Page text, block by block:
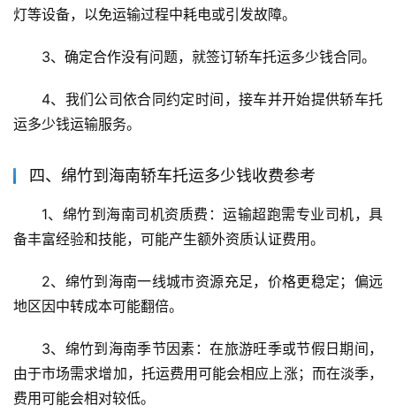
灯等设备，以免运输过程中耗电或引发故障。
3、确定合作没有问题，就签订轿车托运多少钱合同。
4、我们公司依合同约定时间，接车并开始提供轿车托
运多少钱运输服务。
四、绵竹到海南轿车托运多少钱收费参考
1、绵竹到海南司机资质费：运输超跑需专业司机，具
备丰富经验和技能，可能产生额外资质认证费用。
2、绵竹到海南一线城市资源充足，价格更稳定；偏远
地区因中转成本可能翻倍。
3、绵竹到海南季节因素：在旅游旺季或节假日期间，
由于市场需求增加，托运费用可能会相应上涨；而在淡季，
费用可能会相对较低。